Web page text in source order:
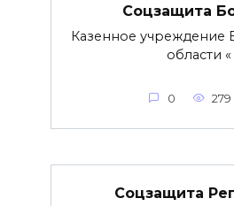
Соцзащита
Казенное учреждение
области «
0 279
Соцзащита